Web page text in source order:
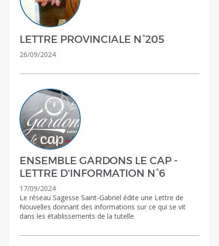
LETTRE PROVINCIALE N°205
26/09/2024
ENSEMBLE GARDONS LE CAP -
LETTRE D'INFORMATION N°6
17/09/2024
Le réseau Sagesse Saint-Gabriel édite une Lettre de
Nouvelles donnant des informations sur ce qui se vit
dans les établissements de la tutelle.